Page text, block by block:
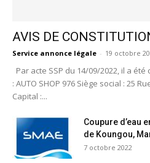
AVIS DE
Service annonce légale - 19 octobre
Par acte SSP du 14/09/2022, il a
: AUTO SHOP 976 Siège social : 25
Capital :...
Coupure d’eau
de Koungou,
7 octobre 2022